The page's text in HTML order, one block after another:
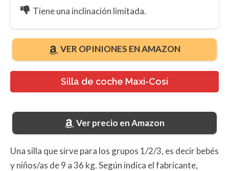
Tiene una inclinación limitada.
VER OPINIONES EN AMAZON
Silla de coche Maxi-Cosi
Ver precio en Amazon
Una silla que sirve para los grupos 1/2/3, es decir bebés
y niños/as de 9 a 36 kg. Según indica el fabricante,